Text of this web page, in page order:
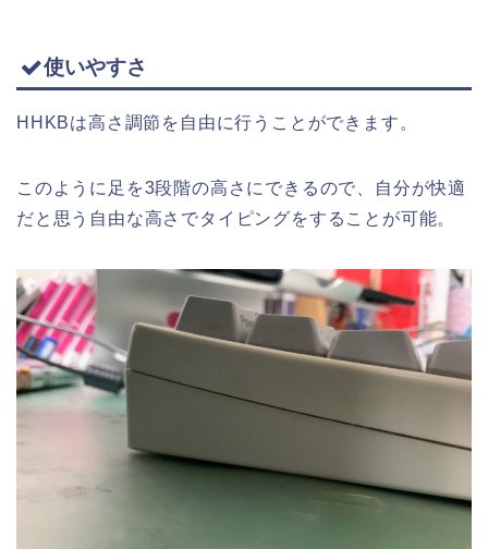
使いやすさ
HHKBは高さ調節を自由に行うことができます。
このように足を3段階の高さにできるので、自分が快適
だと思う自由な高さでタイピングをすることが可能。